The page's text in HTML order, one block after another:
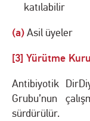
katılabilir
(a)Asil üyeler
[3] Yürütme
Antibiyotik
Grubu’nun
sürdürülür.